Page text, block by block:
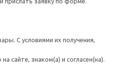
С условиями их получения,
сайте, знаком(а) и согласен(на).